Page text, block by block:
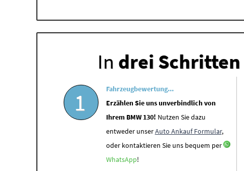
In drei Schritten
1
Fahrzeugbewertung...
Erzählen Sie uns unverbindlich von
Ihrem BMW 130! Nutzen Sie dazu
entweder unserAuto Ankauf Formular,
oder kontaktieren Sie uns bequem per
WhatsApp!